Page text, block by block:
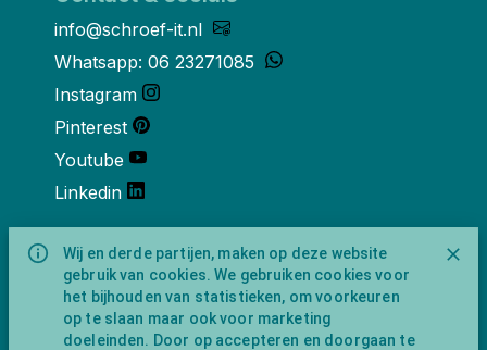
Wij en derde partijen, maken op deze website
gebruik van cookies. We gebruiken cookies voor
het bijhouden van statistieken, om voorkeuren
op te slaan maar ook voor marketing
doeleinden. Door op accepteren en doorgaan te
info@schroef-it.nl
Whatsapp: 06 23271085
Instagram
Pinterest
Youtube
Linkedin
Over ons
Schroef-it is een handelsnaam van
NewFeather B.V. geregisteerd onder KVK
nummer 91702593 met BTW-